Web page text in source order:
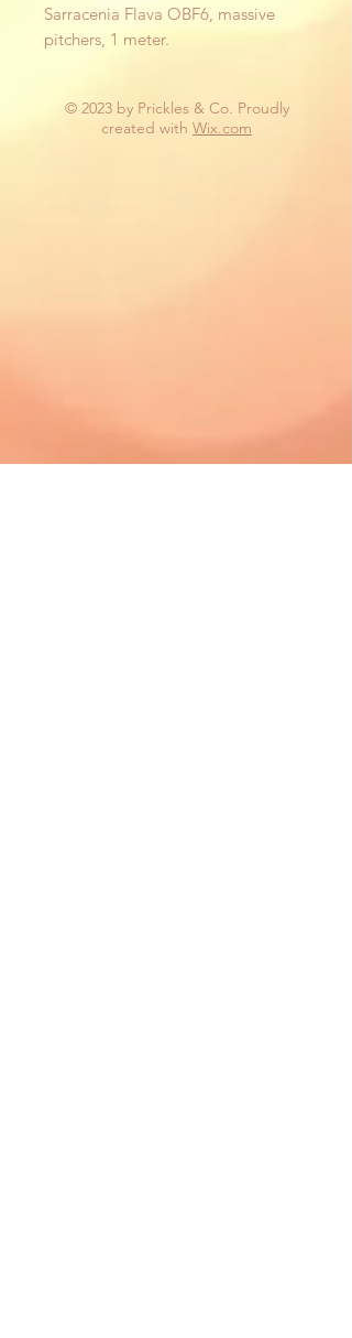
Sarracenia Flava OBF6, massive
pitchers, 1 meter.
© 2023 by Prickles & Co. Proudly
created with Wix.com